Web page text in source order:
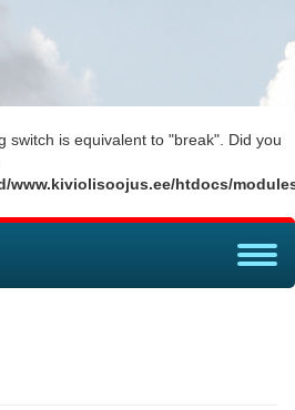
switch is equivalent to "break". Did you
www.kiviolisoojus.ee/htdocs/